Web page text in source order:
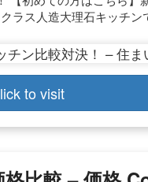
ラス人造大理石キッチ
to visit